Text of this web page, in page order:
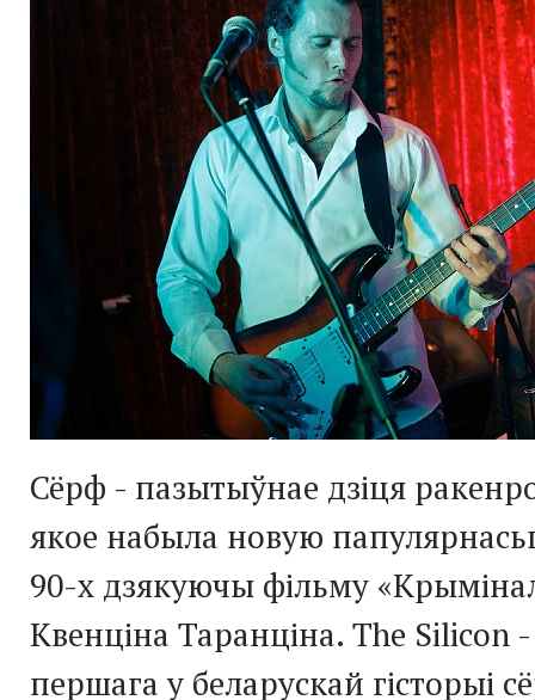
Сёрф - пазытыўнае дзіця
якое набыла новую
90-х дзякуючы фільму
Квенціна Таранціна. The Silicon
першага у беларускай гісторыі